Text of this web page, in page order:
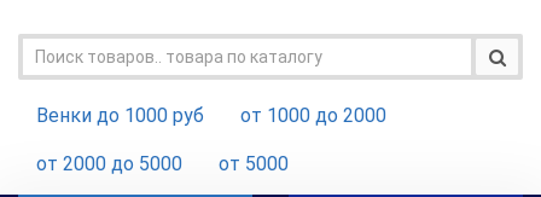
Венки до 1000 руб от 1000 до 2000
от 2000 до 5000 от 5000